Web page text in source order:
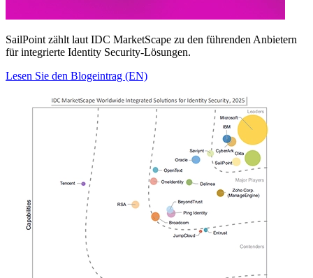
SailPoint zählt laut IDC MarketScape zu den führenden Anbietern
für integrierte Identity Security‑Lösungen.
Lesen Sie den Blogeintrag (EN)